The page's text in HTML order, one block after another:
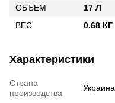
ОБЪЕМ
17 Л
ВЕС
0.68 КГ
Характеристики
Страна
производства
Украина